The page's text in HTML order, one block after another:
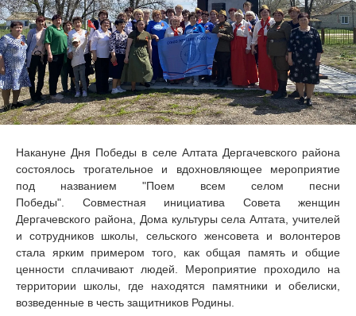
Накануне Дня Победы в селе Алтата Дергачевского района
состоялось трогательное и вдохновляющее мероприятие
под названием "Поем всем селом песни
Победы". Совместная инициатива Совета женщин
Дергачевского района, Дома культуры села Алтата, учителей
и сотрудников школы, сельского женсовета и волонтеров
стала ярким примером того, как общая память и общие
ценности сплачивают людей. Мероприятие проходило на
территории школы, где находятся памятники и обелиски,
возведенные в честь защитников Родины.